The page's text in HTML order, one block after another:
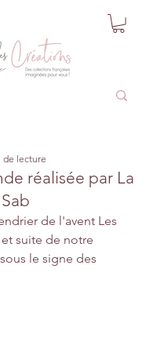
réalisée par La
de lecture
de l'avent Les
suite de notre
le signe des